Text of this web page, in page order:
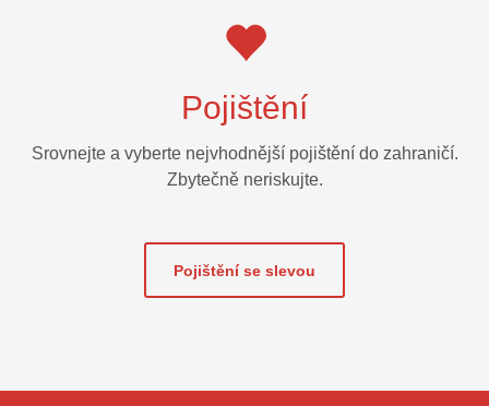
Pojištění
Srovnejte a vyberte nejvhodnější pojištění do zahraničí.
Zbytečně neriskujte.
Pojištění se slevou